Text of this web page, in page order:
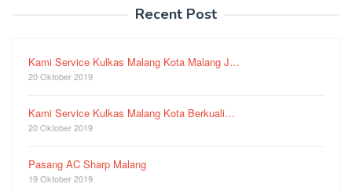
Recent Post
Kami Service Kulkas Malang Kota Malang J…
20 Oktober 2019
Kami Service Kulkas Malang Kota Berkuali…
20 Oktober 2019
Pasang AC Sharp Malang
19 Oktober 2019